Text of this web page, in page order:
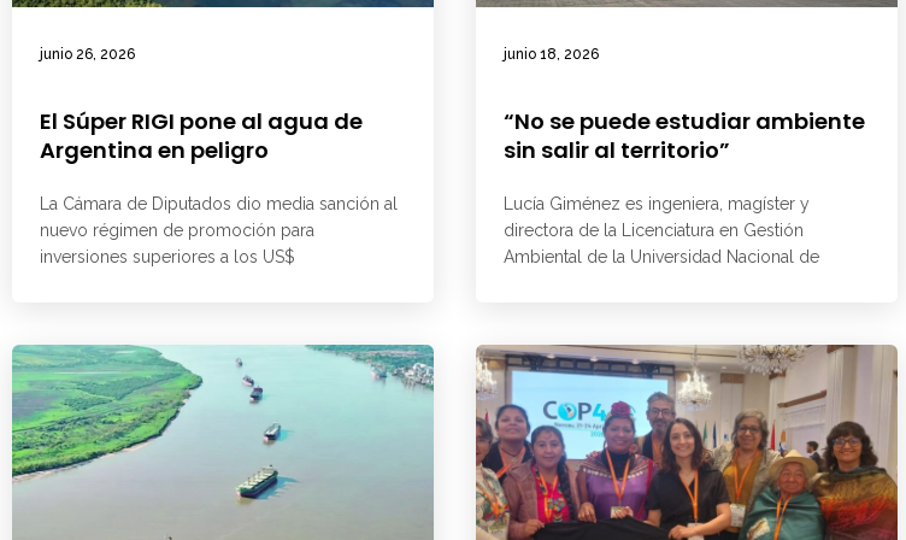
junio 26, 2026
El Súper RIGI pone al agua de
Argentina en peligro
La Cámara de Diputados dio media sanción al
nuevo régimen de promoción para
inversiones superiores a los US$
junio 18, 2026
“No se puede estudiar ambiente
sin salir al territorio”
Lucía Giménez es ingeniera, magíster y
directora de la Licenciatura en Gestión
Ambiental de la Universidad Nacional de